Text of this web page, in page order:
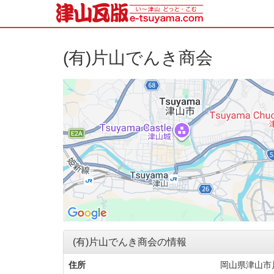
(有)片山でんき商会
(有)片山でんき商会の情報
住所 岡山県津山